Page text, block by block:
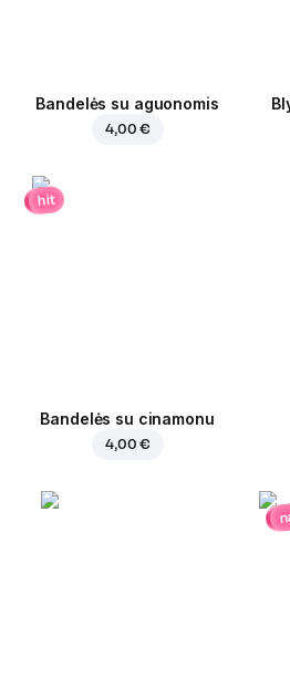
Bandelės su aguonomis
4,00 €
hit
Bandelės su cinamonu
4,00 €